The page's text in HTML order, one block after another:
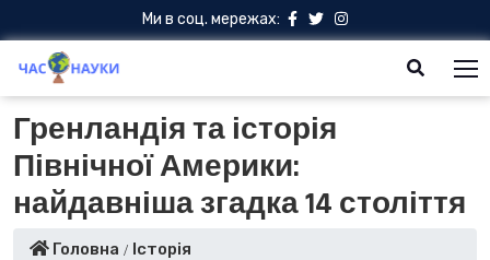
Ми в соц. мережах:
Гренландія та історія
Північної Америки:
найдавніша згадка 14 століття
Головна Історія